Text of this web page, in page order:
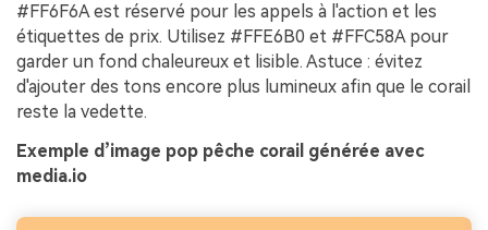
#FF6F6A est réservé pour les appels à l'action et les
étiquettes de prix. Utilisez #FFE6B0 et #FFC58A pour
garder un fond chaleureux et lisible. Astuce : évitez
d'ajouter des tons encore plus lumineux afin que le corail
reste la vedette.
Exemple d’image pop pêche corail générée avec
media.io